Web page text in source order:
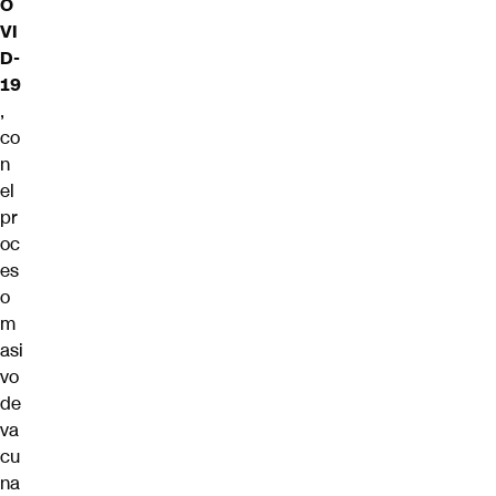
VI
D-
19
,
co
n
el
pr
oc
es
o
m
asi
vo
de
va
cu
na